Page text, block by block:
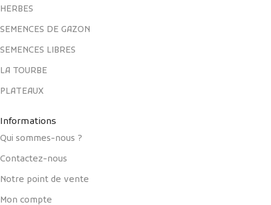
HERBES
SEMENCES DE GAZON
SEMENCES LIBRES
LA TOURBE
PLATEAUX
Informations
Qui sommes-nous ?
Contactez-nous
Notre point de vente
Mon compte